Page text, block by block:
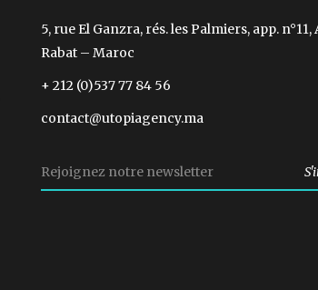
5, rue El Ganzra, rés. les Palmiers, app. n°11,
Rabat – Maroc
+ 212 (0)537 77 84 56
contact@utopiagency.ma